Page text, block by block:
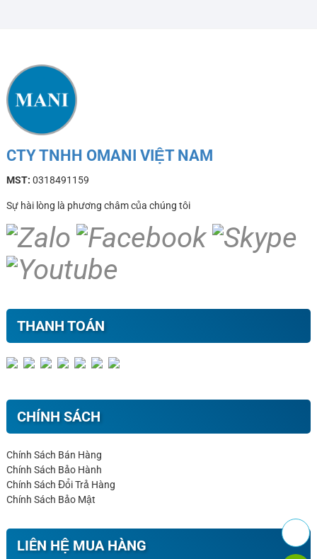
CTY TNHH OMANI VIỆT NAM
MST: 0318491159
Sự hài lòng là phương châm của chúng tôi
THANH TOÁN
CHÍNH SÁCH
Chính Sách Bán Hàng
Chính Sách Bảo Hành
Chính Sách Đổi Trả Hàng
Chính Sách Bảo Mật
LIÊN HỆ MUA HÀNG